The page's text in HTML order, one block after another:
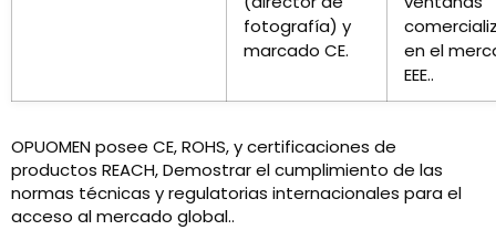
fotografía) y
marcado CE.
en el
EEE..
OPUOMEN posee CE, ROHS, y certificaciones de
productos REACH, Demostrar el cumplimiento de las
normas técnicas y regulatorias internacionales para el
acceso al mercado global..